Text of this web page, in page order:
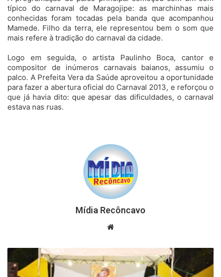
típico do carnaval de Maragojipe: as marchinhas mais
conhecidas foram tocadas pela banda que acompanhou
Mamede. Filho da terra, ele representou bem o som que
mais refere à tradição do carnaval da cidade.
Logo em seguida, o artista Paulinho Boca, cantor e
compositor de inúmeros carnavais baianos, assumiu o
palco. A Prefeita Vera da Saúde aproveitou a oportunidade
para fazer a abertura oficial do Carnaval 2013, e reforçou o
que já havia dito: que apesar das dificuldades, o carnaval
estava nas ruas.
Mídia Recôncavo
Website